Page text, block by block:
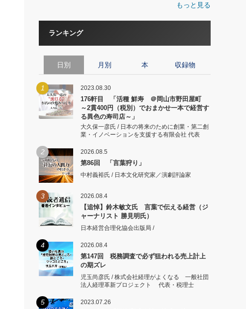
もっと見る
ランキング
日別 月別 本 収録物
1 2023.08.30
176軒目 「活種 鮮寿 ＠岡山市野田屋町
～2貫400円（税別）でおまかせ一本で経営す
る異色の寿司店～」
大久保一彦氏 / 日本の将来のために創業・第二創
業・イノベーションを支援する有限会社 代表
2 2026.08.5
第86回 「言葉狩り」
中村義裕氏 / 日本文化研究家／演劇評論家
3 2026.08.4
【追悼】鈴木敏文氏 言葉で伝える経営（ジ
ャーナリスト 勝見明氏）
日本経営合理化協会出版局 /
4 2026.08.4
第147回 税務調査で必ず狙われる売上計上
の期ズレ
児玉尚彦氏 / 株式会社経理がよくなる 一般社団
法人経理革新プロジェクト 代表・税理士
5 2023.07.26